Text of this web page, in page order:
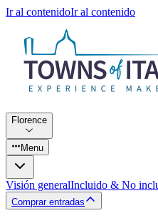
Ir al contenidoIr al contenido
Florence
Menu
Visión generalIncluido & No
Comprar entradas